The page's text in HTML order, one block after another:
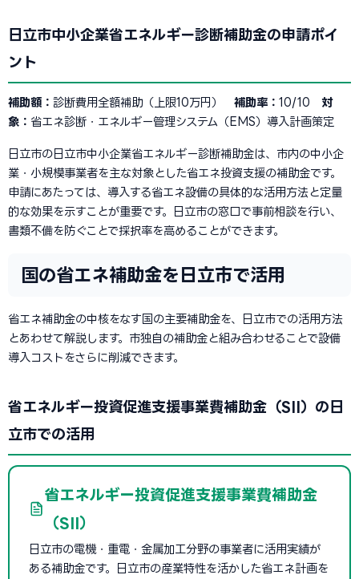
日立市中小企業省エネルギー診断補助金の申請ポイ
ント
補助額： 診断費用全額補助（上限10万円） 補助率： 10/10 対
象： 省エネ診断・エネルギー管理システム（EMS）導入計画策定
日立市の日立市中小企業省エネルギー診断補助金は、市内の中小企
業・小規模事業者を主な対象とした省エネ投資支援の補助金です。
申請にあたっては、導入する省エネ設備の具体的な活用方法と定量
的な効果を示すことが重要です。日立市の窓口で事前相談を行い、
書類不備を防ぐことで採択率を高めることができます。
国の省エネ補助金を日立市で活用
省エネ補助金の中核をなす国の主要補助金を、日立市での活用方法
とあわせて解説します。市独自の補助金と組み合わせることで設備
導入コストをさらに削減できます。
省エネルギー投資促進支援事業費補助金（SII）の日
立市での活用
省エネルギー投資促進支援事業費補助金
（SII）
日立市の電機・重電・金属加工分野の事業者に活用実績が
ある補助金です。日立市の産業特性を活かした省エネ計画を